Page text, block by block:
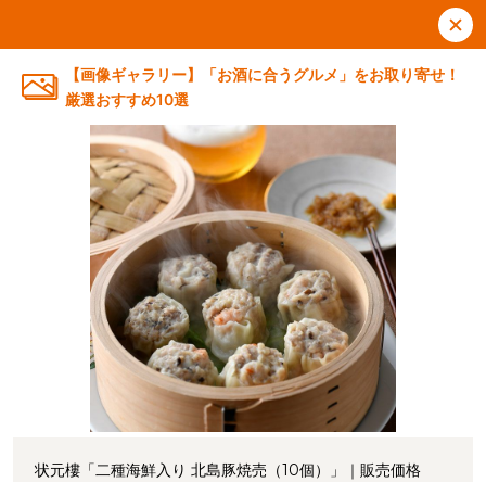
【画像ギャラリー】「お酒に合うグルメ」をお取り寄せ！
厳選おすすめ10選
状元樓「二種海鮮入り 北島豚焼売（10個）」｜販売価格